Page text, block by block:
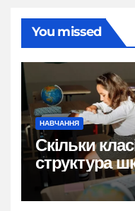
You missed
НАВЧАННЯ
Скільки
структура